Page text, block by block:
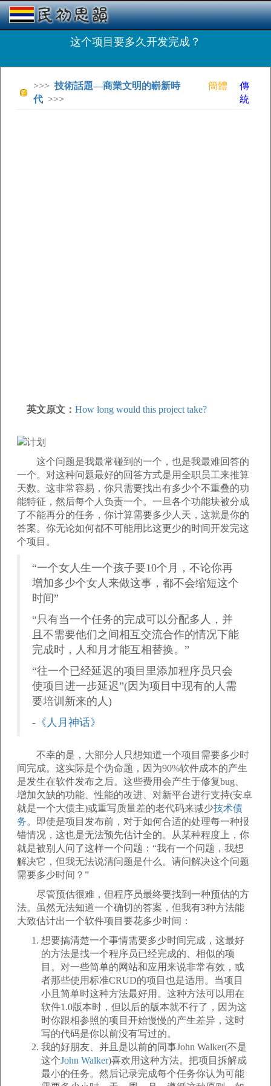
这个项目要多久开发完成？
>>> 技術話題—商業文明的嶄新時
代 >>>
簡體
傳
統
英文原文： How long would this project take?
这个问题是我最常碰到的一个，也是我最难回答的
一个。对这种问题最好的回答方式是用全职员工来推算
天数。这非常容易，你只需要找出有多少个不重叠的功
能特征，然后每个人负责一个。一旦各个功能块被分成
了不能再分的任务，你计算需要多少人天，这就是你的
答案。你无论如何都不可能用比这更少的时间开发完这
个项目。
“一个女人生一个孩子要10个月，不论你再
增加多少个女人来做这事，都不会缩短这个
时间”
“只有当一个任务的完成可以分配多人，并
且不需要他们之间相互交流合作的情况下能
完成时，人和月才能互相替换。”
“往一个已经延迟的项目里添加程序员只会
使项目进一步延迟”(因为项目中现有的人需
要培训新来的人)
- 《人月神话》
不幸的是，大部分人只想知道一个项目需要多少时
间完成。这实际是个伪命题，因为90%软件成本的产生
是发生在软件发布之后。这些费用会产生于修复bug、
增加欠缺的功能、性能的改进、对新平台进行支持(安卓
就是一个大债主)或重写质量差的老代码来减少技术债
务。即使是项目发布前，对于如何合适的处理每一种报
错情况，这也是无法预先估计全的。从某种程度上，你
就是被别人问了这样一个问题：“我有一个问题，我想
解决它，但我无法说清问题是什么。请问解决这个问题
需要多少时间？”
尽管预估很难，但程序员最终要找到一种预估的方
法。虽然无法知道一个确切的答案，但我有3种方法能
大致估计出一个软件项目要花多少时间：
想要搞清楚一个事情需要多少时间完成，这最好
的方法是找一个程序员已经完成的、相似的项
目。对一些简单的网站和应用来说非常有效，或
者那些使用标准CRUD的项目也是适用。当项目
小且简单时这种方法最好用。这种方法可以用在
软件1.0版本时，但以后的版本就不行了，因为这
时你跟相参照的项目开始慢慢的产生差异，这时
写的代码是你以前没有写过的。
我的好朋友、并且是以前的同事John Walker(不是
这个John Walker)喜欢用这种方法。把项目拆解成
最小的任务。然后记录完成每个任务你认为可能